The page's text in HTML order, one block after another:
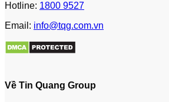
Hotline: 1800 9527
Email: info@tqg.com.vn
Về Tin Quang Group